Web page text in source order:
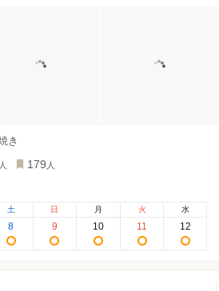
き
人 179 人
土
8
日
9
月
10
火
11
水
12